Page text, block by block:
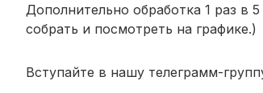
Дополнительно обработка 1 раз в
собрать и посмотреть на графике.)
Вступайте в нашу телеграмм-